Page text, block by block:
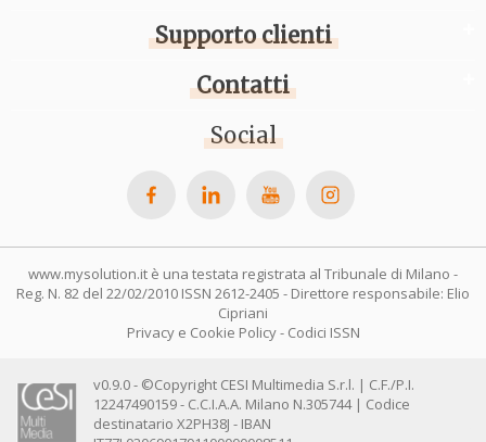
Supporto clienti
Contatti
Social
www.mysolution.it è una testata registrata al Tribunale di Milano -
Reg. N. 82 del 22/02/2010 ISSN 2612-2405 - Direttore responsabile: Elio
Cipriani
Privacy e Cookie Policy- Codici ISSN
v0.9.0 - ©Copyright CESI Multimedia S.r.l. | C.F./P.I.
12247490159 - C.C.I.A.A. Milano N.305744 | Codice
destinatario X2PH38J - IBAN